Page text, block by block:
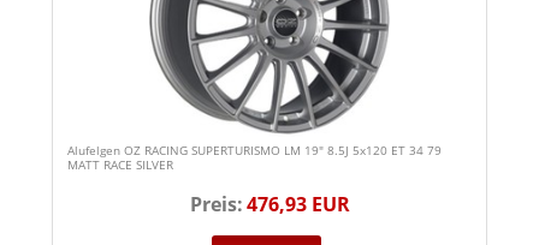
Alufelgen OZ RACING SUPERTURISMO LM 19" 8.5J 5x120 ET 34 79
MATT RACE SILVER
Preis:476,93 EUR